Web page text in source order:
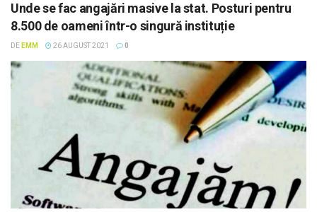
Unde se fac angajări masive la stat. Posturi pentru
8.500 de oameni într-o singură instituție
DE EMM 26 AUGUST 2021 0